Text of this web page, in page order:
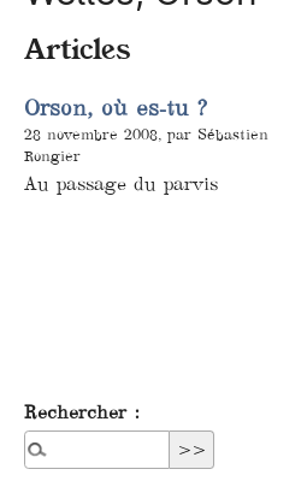
Articles
Orson, où es-tu ?
28 novembre 2008, par Sébastien
Rongier
Au passage du parvis
Rechercher :